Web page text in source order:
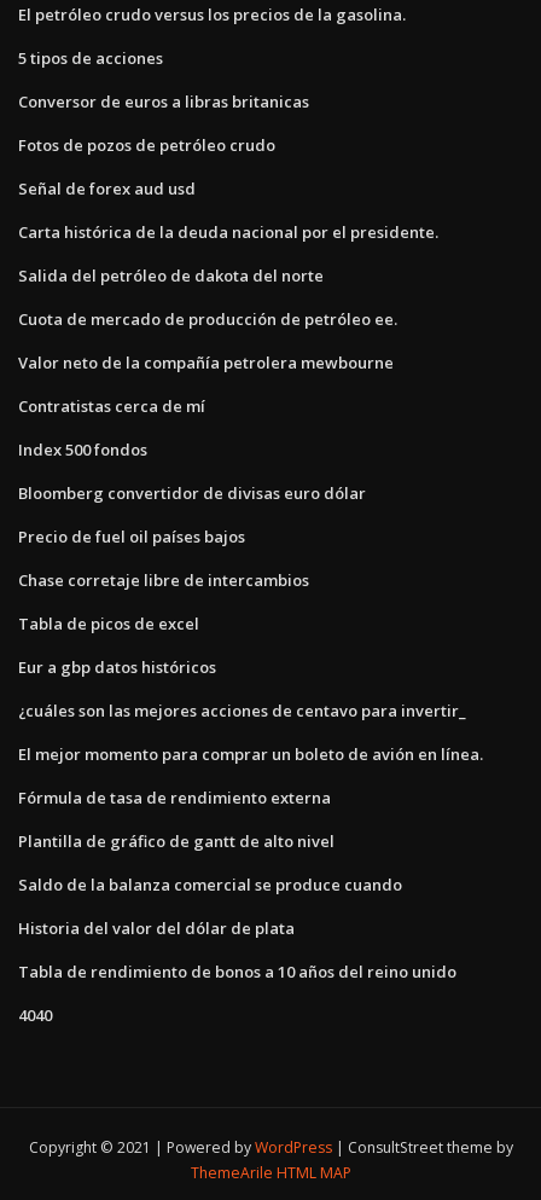
El petróleo crudo versus los precios de la gasolina.
5 tipos de acciones
Conversor de euros a libras britanicas
Fotos de pozos de petróleo crudo
Señal de forex aud usd
Carta histórica de la deuda nacional por el presidente.
Salida del petróleo de dakota del norte
Cuota de mercado de producción de petróleo ee.
Valor neto de la compañía petrolera mewbourne
Contratistas cerca de mí
Index 500 fondos
Bloomberg convertidor de divisas euro dólar
Precio de fuel oil países bajos
Chase corretaje libre de intercambios
Tabla de picos de excel
Eur a gbp datos históricos
¿cuáles son las mejores acciones de centavo para invertir_
El mejor momento para comprar un boleto de avión en línea.
Fórmula de tasa de rendimiento externa
Plantilla de gráfico de gantt de alto nivel
Saldo de la balanza comercial se produce cuando
Historia del valor del dólar de plata
Tabla de rendimiento de bonos a 10 años del reino unido
4040
Copyright © 2021 | Powered byWordPress
ConsultStreet theme by
ThemeArile HTML MAP